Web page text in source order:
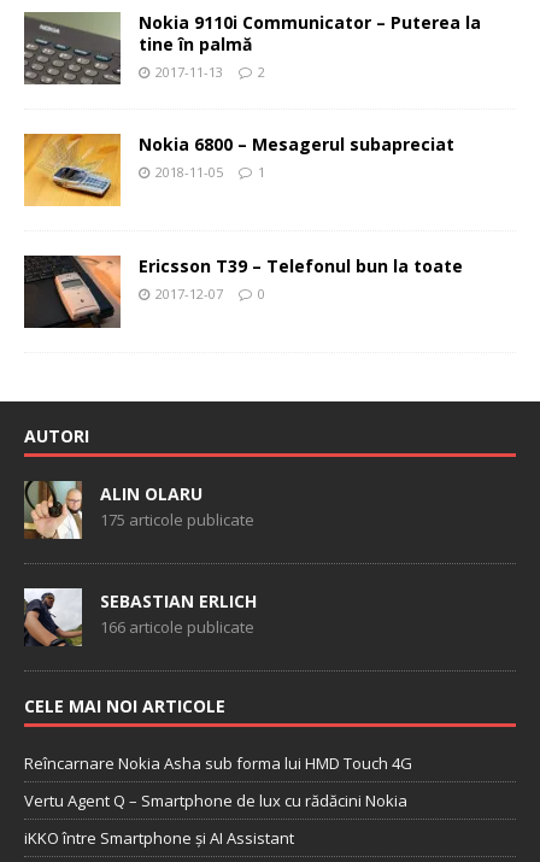
Nokia 9110i Communicator – Puterea la
tine în palmă
2017-11-13 2
Nokia 6800 – Mesagerul subapreciat
2018-11-05 1
Ericsson T39 – Telefonul bun la toate
2017-12-07 0
AUTORI
ALIN OLARU
175 articole publicate
SEBASTIAN ERLICH
166 articole publicate
CELE MAI NOI ARTICOLE
Reîncarnare Nokia Asha sub forma lui HMD Touch 4G
Vertu Agent Q – Smartphone de lux cu rădăcini Nokia
iKKO între Smartphone și AI Assistant